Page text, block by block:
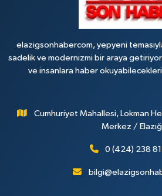
elazigsonhabercom, yepyeni
sadelik ve modernizmi bir araya getiriyor.
ve insanlara haber
Cumhuriyet Mahallesi, Lokman
Merkez / Elazığ
0 (424) 238